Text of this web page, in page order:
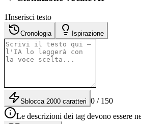
1Inserisci testo
Cronologia Ispirazione
Sblocca 2000 caratteri 0 / 150
Le descrizioni dei tag devono essere